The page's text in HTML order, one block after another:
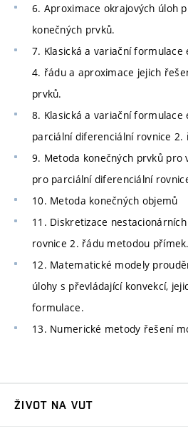
6. Aproximace okrajových úloh
konečných prvků.
7. Klasická a variační formulace
4. řádu a aproximace jejich
prvků.
8. Klasická a variační formulace
parciální diferenciální rovnice 2.
9. Metoda konečných prvků pro
pro parciální diferenciální
10. Metoda konečných objemů
11. Diskretizace
rovnice 2. řádu metodou přímek.
12. Matematické modely
úlohy s převládající konvekcí,
formulace.
13. Numerické metody řešení
ŽIVOT NA VUT